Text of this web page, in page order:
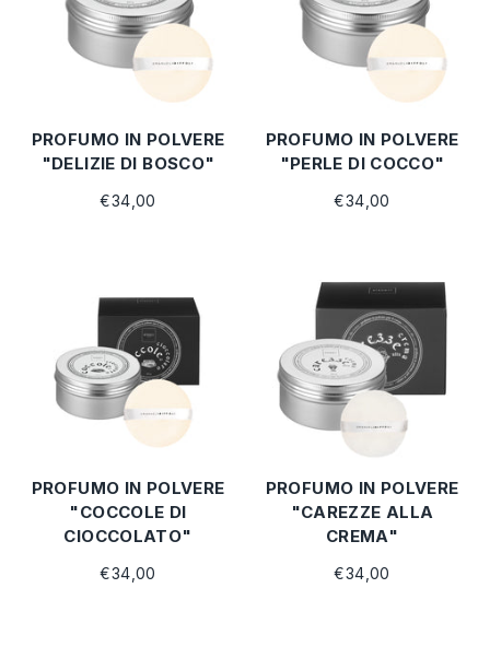
PROFUMO IN POLVERE
"DELIZIE DI BOSCO"
€34,00
PROFUMO IN POLVERE
"PERLE DI COCCO"
€34,00
PROFUMO IN POLVERE
"COCCOLE DI
CIOCCOLATO"
€34,00
PROFUMO IN POLVERE
"CAREZZE ALLA
CREMA"
€34,00